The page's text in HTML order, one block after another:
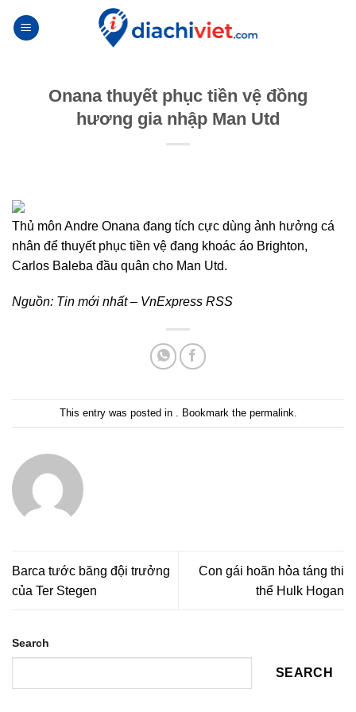
Onana thuyết phục tiền vệ đồng
hương gia nhập Man Utd
Thủ môn Andre Onana đang tích cực dùng ảnh hưởng cá
nhân để thuyết phục tiền vệ đang khoác áo Brighton,
Carlos Baleba đầu quân cho Man Utd.
Nguồn: Tin mới nhất – VnExpress RSS
This entry was posted in . Bookmark the permalink
Barca tước băng đội trưởng
của Ter Stegen
Con gái hoãn hỏa táng thi
thể Hulk Hogan
Search
SEARCH